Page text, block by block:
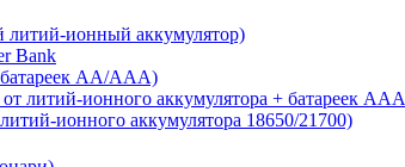
ионный аккумулятор)
Bank
AA/AAA)
литий-ионного аккумулятора + батареек AAA
ионного аккумулятора 18650/21700)